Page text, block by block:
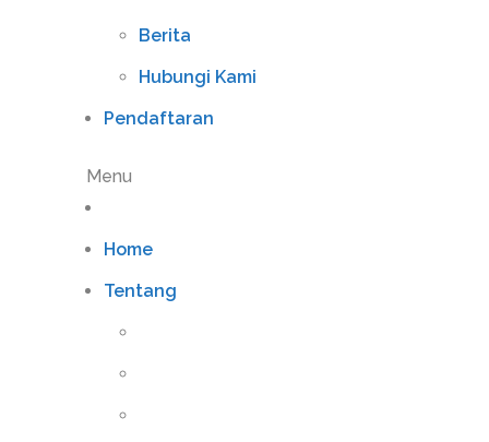
Berita
Hubungi Kami
Pendaftaran
Menu
Home
Tentang